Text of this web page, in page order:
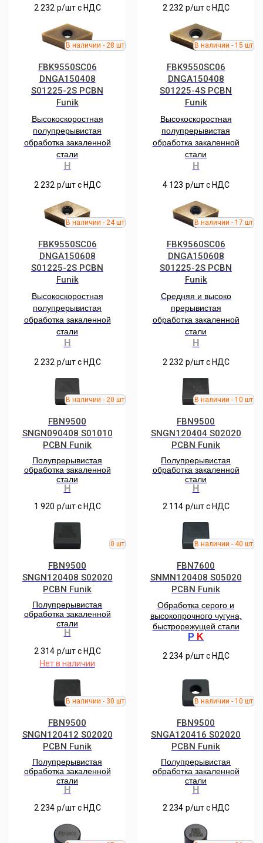
2 232 р/шт c НДС 2 232 р/шт c НДС
FBK9550SC06
DNGA150408
S01225-2S РCBN
Funik
Высокоскоростная
полупрерывистая
обработка закаленной
стали
H
2 232 р/шт c НДС
FBK9550SC06
DNGA150408
S01225-4S РCBN
Funik
Высокоскоростная
полупрерывистая
обработка закаленной
стали
H
4 123 р/шт c НДС
FBK9550SC06
DNGA150608
S01225-2S РCBN
Funik
Высокоскоростная
полупрерывистая
обработка закаленной
стали
H
2 232 р/шт c НДС
FBK9560SC06
DNGA150608
S01225-2S РCBN
Funik
Средняя и высоко
прерывистая
обработка закаленной
стали
H
2 232 р/шт c НДС
FBN9500
SNGN090408 S01010
PCBN Funik
Полупрерывистая
обработка закаленной
стали
H
1 920 р/шт c НДС
FBN9500
SNGN120404 S02020
PCBN Funik
Полупрерывистая
обработка закаленной
стали
H
2 114 р/шт c НДС
FBN9500
SNGN120408 S02020
PCBN Funik
Полупрерывистая
обработка закаленной
стали
H
2 314 р/шт c НДС
Нет в наличии
FBN7600
SNMN120408 S05020
PCBN Funik
Обработка серого и
высокопрочного чугуна,
быстрорежущей стали
P K
2 234 р/шт c НДС
FBN9500
SNGN120412 S02020
PCBN Funik
Полупрерывистая
обработка закаленной
стали
H
2 234 р/шт c НДС
FBN9500
SNGA120416 S02020
PCBN Funik
Полупрерывистая
обработка закаленной
стали
H
2 234 р/шт c НДС